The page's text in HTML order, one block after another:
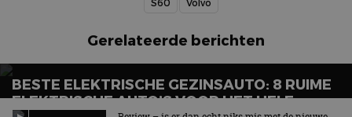
S60 Volvo
Gerelateerde berichten
BESTE ELEKTRISCHE GEZINSAUTO: 8 RUIME
ELEKTRISCHE AUTO’S VOOR HET HELE